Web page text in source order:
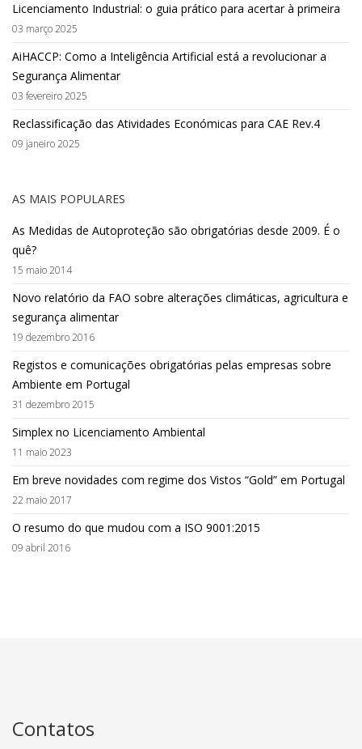
Licenciamento Industrial: o guia prático para acertar à primeira
03 março 2025
AiHACCP: Como a Inteligência Artificial está a revolucionar a
Segurança Alimentar
03 fevereiro 2025
Reclassificação das Atividades Económicas para CAE Rev.4
09 janeiro 2025
AS MAIS POPULARES
As Medidas de Autoproteção são obrigatórias desde 2009. É o
quê?
15 maio 2014
Novo relatório da FAO sobre alterações climáticas, agricultura e
segurança alimentar
19 dezembro 2016
Registos e comunicações obrigatórias pelas empresas sobre
Ambiente em Portugal
31 dezembro 2015
Simplex no Licenciamento Ambiental
11 maio 2023
Em breve novidades com regime dos Vistos “Gold” em Portugal
22 maio 2017
O resumo do que mudou com a ISO 9001:2015
09 abril 2016
Contatos